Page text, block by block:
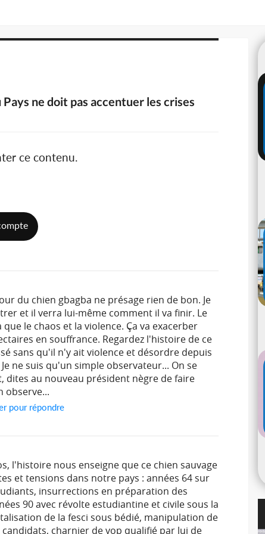
ne doit pas accentuer les crises
ce contenu.
du chien gbagba ne présage rien de bon. Je
et il verra lui-même comment il va finir. Le
le chaos et la violence. Ça va exacerber
en souffrance. Regardez l'histoire de ce
sans qu'il n'y ait violence et désordre depuis
ne suis qu'un simple observateur... On se
dites au nouveau président nègre de faire
observe...
pour répondre
l'histoire nous enseigne que ce chien sauvage
et tensions dans notre pays : années 64 sur
insurrections en préparation des
90 avec révolte estudiantine et civile sous la
de la fesci sous bédié, manipulation de
charnier de yop qualifié par lui de